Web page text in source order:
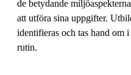
de betydande
att utföra sina uppgifter.
identifieras och tas hand om
rutin.